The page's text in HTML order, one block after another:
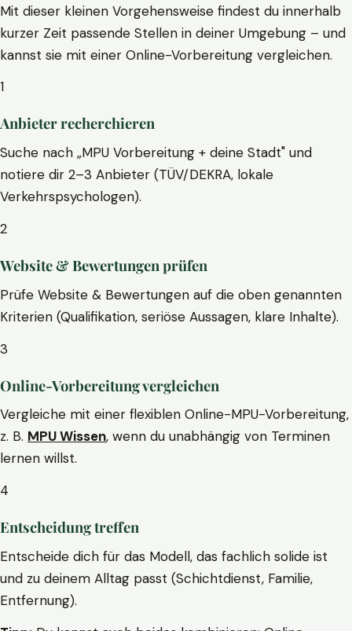
Mit dieser kleinen Vorgehensweise findest du innerhalb
kurzer Zeit passende Stellen in deiner Umgebung – und
kannst sie mit einer Online-Vorbereitung vergleichen.
1
Anbieter recherchieren
Suche nach „MPU Vorbereitung + deine Stadt" und
notiere dir 2–3 Anbieter (TÜV/DEKRA, lokale
Verkehrspsychologen).
2
Website & Bewertungen prüfen
Prüfe Website & Bewertungen auf die oben genannten
Kriterien (Qualifikation, seriöse Aussagen, klare Inhalte).
3
Online-Vorbereitung vergleichen
Vergleiche mit einer flexiblen Online-MPU-Vorbereitung,
z. B. MPU Wissen, wenn du unabhängig von Terminen
lernen willst.
4
Entscheidung treffen
Entscheide dich für das Modell, das fachlich solide ist
und zu deinem Alltag passt (Schichtdienst, Familie,
Entfernung).